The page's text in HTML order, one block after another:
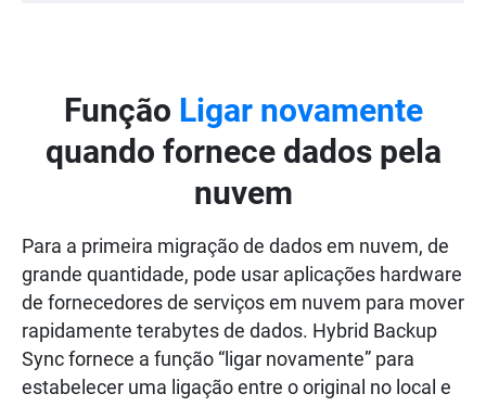
Função Ligar novamente
quando fornece dados pela
nuvem
Para a primeira migração de dados em nuvem, de
grande quantidade, pode usar aplicações hardware
de fornecedores de serviços em nuvem para mover
rapidamente terabytes de dados. Hybrid Backup
Sync fornece a função “ligar novamente” para
estabelecer uma ligação entre o original no local e